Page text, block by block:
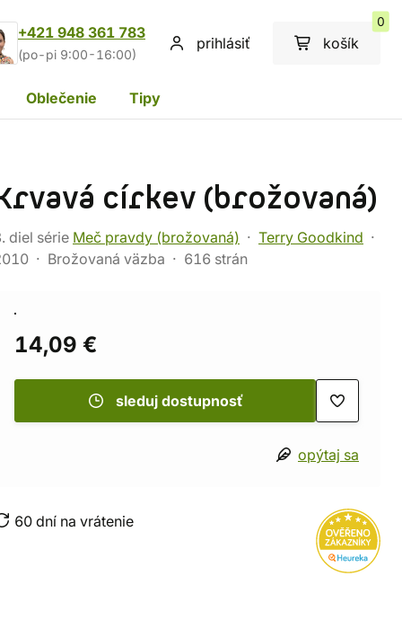
+421 948 361 783
(po-pi 9:00-16:00)
prihlásiť košík
0
Oblečenie Tipy
církev (brožovaná)
diel série Meč pravdy (brožovaná)
Terry Goodkind
Brožovaná väzba 616 strán
14,09 €
sleduj dostupnosť
opýtaj sa
60 dní na vrátenie